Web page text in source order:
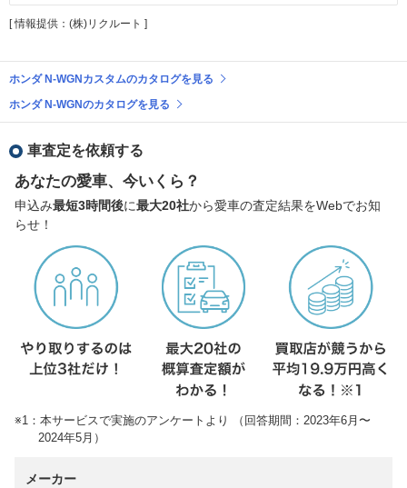
[ 情報提供：(株)リクルート ]
ホンダ N-WGNカスタムのカタログを見る
ホンダ N-WGNのカタログを見る
車査定を依頼する
あなたの愛車、今いくら？
申込み最短3時間後に最大20社から愛車の査定結果をWebでお知
らせ！
※1：本サービスで実施のアンケートより （回答期間：2023年6月〜
2024年5月）
メーカー